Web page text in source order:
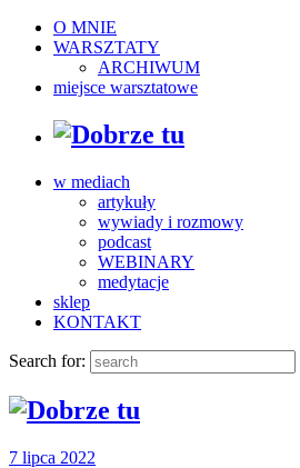
O MNIE
WARSZTATY
ARCHIWUM
miejsce warsztatowe
w mediach
artykuły
wywiady i rozmowy
podcast
WEBINARY
medytacje
sklep
KONTAKT
Search for:
7 lipca 2022